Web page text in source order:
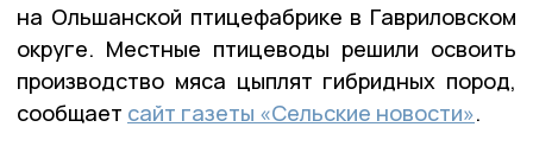
на Ольшанской птицефабрике в Гавриловском
округе. Местные птицеводы решили освоить
производство мяса цыплят гибридных пород,
сообщает сайт газеты «Сельские новости».